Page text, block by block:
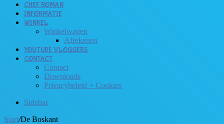
CHEF ROMAN
INFORMATIE
WINKEL
Winkelwagen
Afrekenen
YOUTUBE VLOGGERS
CONTACT
Contact
Downloads
Privacybeleid + Cookies
Sidebar
Start/De Boskant